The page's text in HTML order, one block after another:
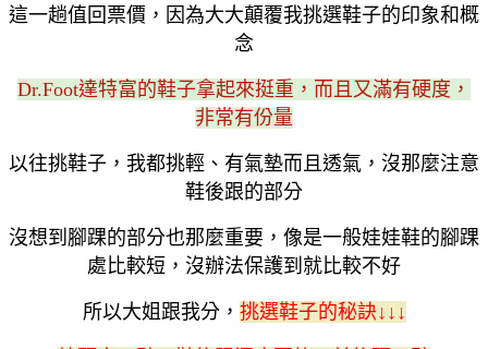
這一趟值回票價，因為大大顛覆我挑選鞋子的印象和概
念
Dr.Foot達特富的鞋子拿起來挺重，而且又滿有硬度，
非常有份量
以往挑鞋子，我都挑輕、有氣墊而且透氣，沒那麼注意
鞋後跟的部分
沒想到腳踝的部分也那麼重要，像是一般娃娃鞋的腳踝
處比較短，沒辦法保護到就比較不好
所以大姐跟我分， 挑選鞋子的秘訣↓↓↓